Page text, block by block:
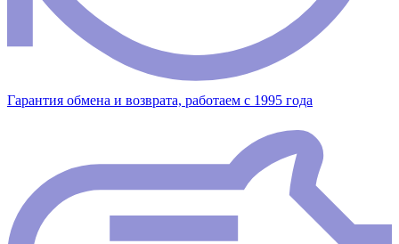
Гарантия обмена и возврата, работаем с 1995 года